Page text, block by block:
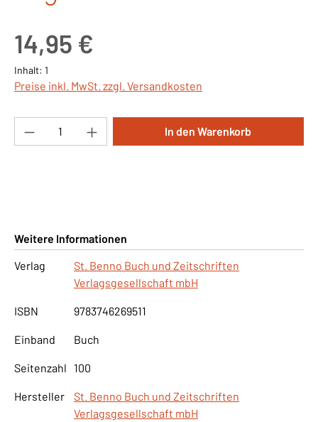
14,95 €
Inhalt: 1
Preise inkl. MwSt. zzgl. Versandkosten
Produkt Anzahl: Gib den gewünschten
In den Warenkorb
Weitere Informationen
Verlag
St. Benno Buch und Zeitschriften
Verlagsgesellschaft mbH
ISBN 9783746269511
Einband Buch
Seitenzahl 100
Hersteller
St. Benno Buch und Zeitschriften
Verlagsgesellschaft mbH